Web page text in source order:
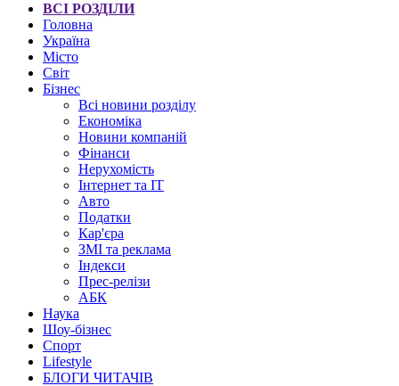
ВСІ РОЗДІЛИ
Головна
Україна
Місто
Світ
Бізнес
Всі новини розділу
Економіка
Новини компаній
Фінанси
Нерухомість
Інтернет та IT
Авто
Податки
Кар'єра
ЗМІ та реклама
Індекси
Прес-релізи
АБК
Наука
Шоу-бізнес
Спорт
Lifestyle
БЛОГИ ЧИТАЧІВ